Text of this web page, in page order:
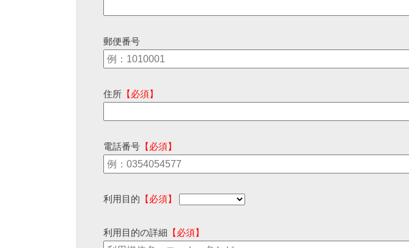
郵便番号
住所 【必須】
電話番号 【必須】
利用目的 【必須】
利用目的の詳細 【必須】